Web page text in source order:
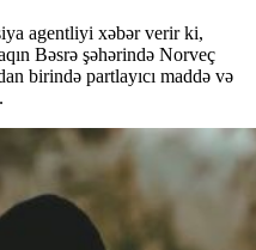
agentliyi xəbər verir ki,
Bəsrə şəhərində Norveç
birində partlayıcı maddə və